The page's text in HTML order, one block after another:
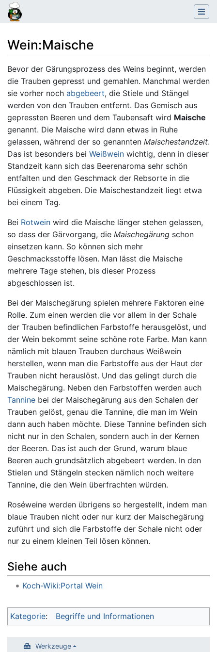
Wein:Maische
Wechseln zu:Navigation,Suche
Bevor der Gärungsprozess des Weins beginnt, werden
die Trauben gepresst und gemahlen. Manchmal werden
sie vorher noch abgebeert, die Stiele und Stängel
werden von den Trauben entfernt. Das Gemisch aus
gepressten Beeren und dem Taubensaft wird Maische
genannt. Die Maische wird dann etwas in Ruhe
gelassen, während der so genannten Maischestandzeit.
Das ist besonders bei Weißwein wichtig, denn in dieser
Standzeit kann sich das Beerenaroma sehr schön
entfalten und den Geschmack der Rebsorte in die
Flüssigkeit abgeben. Die Maischestandzeit liegt etwa
bei einem Tag.
Bei Rotwein wird die Maische länger stehen gelassen,
so dass der Gärvorgang, die Maischegärung schon
einsetzen kann. So können sich mehr
Geschmacksstoffe lösen. Man lässt die Maische
mehrere Tage stehen, bis dieser Prozess
abgeschlossen ist.
Bei der Maischegärung spielen mehrere Faktoren eine
Rolle. Zum einen werden die vor allem in der Schale
der Trauben befindlichen Farbstoffe herausgelöst, und
der Wein bekommt seine schöne rote Farbe. Man kann
nämlich mit blauen Trauben durchaus Weißwein
herstellen, wenn man die Farbstoffe aus der Haut der
Trauben nicht herauslöst. Und das gelingt durch die
Maischegärung. Neben den Farbstoffen werden auch
Tannine bei der Maischegärung aus den Schalen der
Trauben gelöst, genau die Tannine, die man im Wein
dann auch haben möchte. Diese Tannine befinden sich
nicht nur in den Schalen, sondern auch in der Kernen
der Beeren. Das ist auch der Grund, warum blaue
Beeren auch grundsätzlich abgebeert werden. In den
Stielen und Stängeln stecken nämlich noch weitere
Tannine, die den Wein überfrachten würden.
Roséweine werden übrigens so hergestellt, indem man
blaue Trauben nicht oder nur kurz der Maischegärung
zuführt und sich die Farbstoffe der Schale nicht oder
nur zu einem kleinen Teil lösen können.
Siehe auch
Koch-Wiki:Portal Wein
Kategorie: Begriffe und Informationen
Werkzeuge